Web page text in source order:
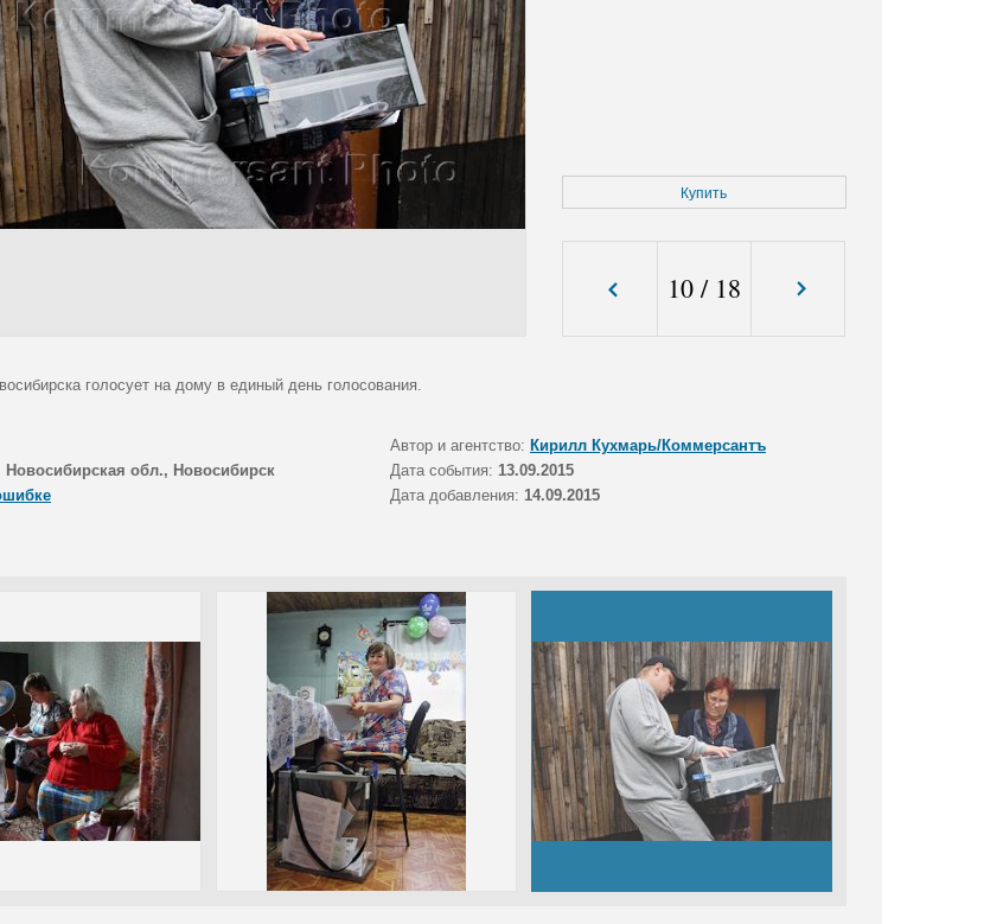
Купить
10/ 18
голосует на дому в единый день голосования.
Автор и агентство: Кирилл Кухмарь/Коммерсантъ
Новосибирская обл., Новосибирск Дата события: 13.09.2015
Дата добавления: 14.09.2015